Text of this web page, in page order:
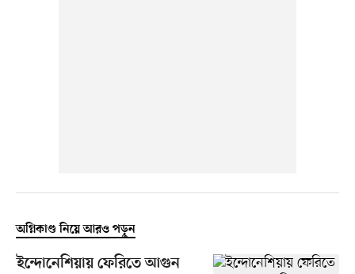
অগ্নিকাণ্ড নিয়ে আরও পড়ুন
ইন্দোনেশিয়ায় ফেরিতে আগুন